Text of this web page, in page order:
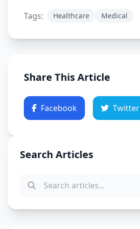
Tags: Healthcare Medical
Share This Article
Facebook Twitter
Search Articles